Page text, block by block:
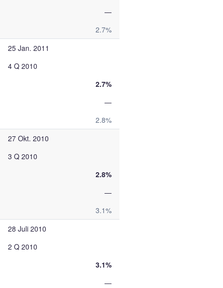
—
2.7%
25 Jan. 2011
4 Q 2010
2.7%
—
2.8%
27 Okt. 2010
3 Q 2010
2.8%
—
3.1%
28 Juli 2010
2 Q 2010
3.1%
—